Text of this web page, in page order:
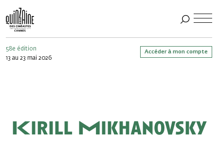
58e édition
13 au 23 mai 2026
Accéder à mon compte
Kirill Mikhanovsky